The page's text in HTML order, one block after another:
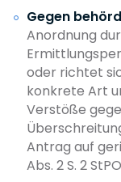
Gegen
Anordnung
oder richtet
konkrete Art
Verstöße
Antrag auf
Abs. 2 S. 2